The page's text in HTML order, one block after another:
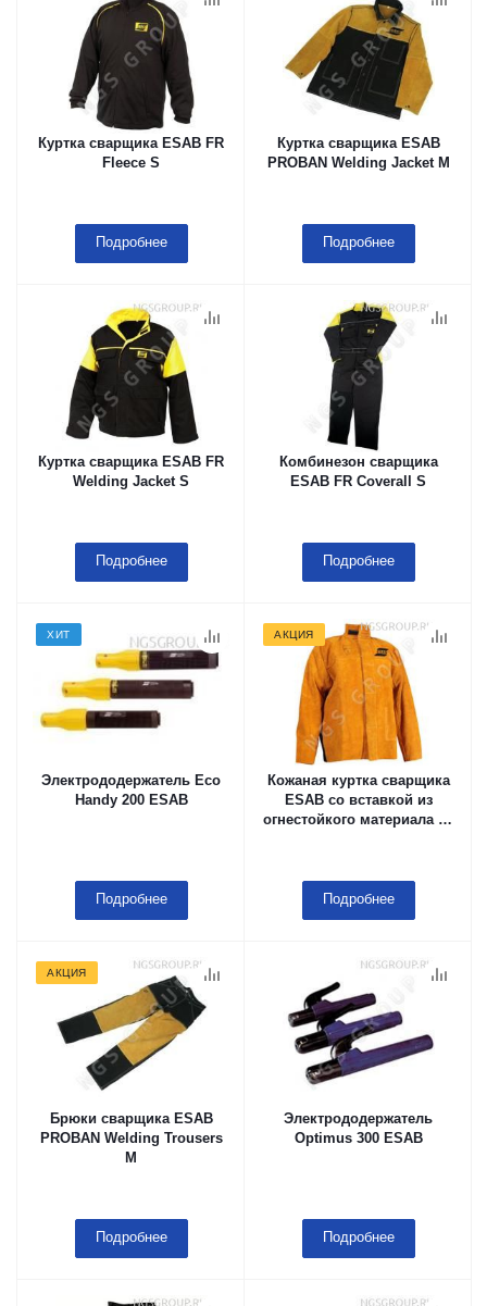
Куртка сварщика ESAB FR
Fleece S
Подробнее
Куртка сварщика ESAB
PROBAN Welding Jacket M
Подробнее
Куртка сварщика ESAB FR
Welding Jacket S
Подробнее
Комбинезон сварщика
ESAB FR Coverall S
Подробнее
ХИТ
Электрододержатель Eco
Handy 200 ESAB
Подробнее
АКЦИЯ
Кожаная куртка сварщика
ESAB со вставкой из
огнестойкого материала на
Подробнее
АКЦИЯ
Брюки сварщика ESAB
PROBAN Welding Trousers
M
Подробнее
Электрододержатель
Optimus 300 ESAB
Подробнее